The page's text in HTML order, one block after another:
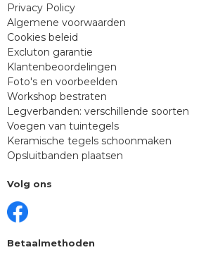
Privacy Policy
Algemene voorwaarden
Cookies beleid
Excluton garantie
Klantenbeoordelingen
Foto's en voorbeelden
Workshop bestraten
Legverbanden: verschillende soorten
Voegen van tuintegels
Keramische tegels schoonmaken
Opsluitbanden plaatsen
Volg ons
Betaalmethoden